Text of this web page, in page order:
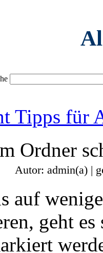
Tipps für
Ordner
Autor: admin(a) |
auf
geht